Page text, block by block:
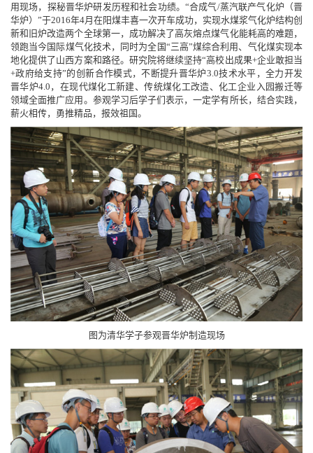
用现场，探秘晋华炉研发历程和社会功绩。“合成气/蒸汽联产气化炉（晋
华炉）”于2016年4月在阳煤丰喜一次开车成功，实现水煤浆气化炉结构创
新和旧炉改造两个全球第一，成功解决了高灰熔点煤气化能耗高的难题，
领跑当今国际煤气化技术，同时为全国“三高”煤综合利用、气化煤实现本
地化提供了山西方案和路径。研究院将继续坚持“高校出成果+企业敢担当
+政府给支持”的创新合作模式，不断提升晋华炉3.0技术水平，全力开发
晋华炉4.0，在现代煤化工新建、传统煤化工改造、化工企业入园搬迁等
领域全面推广应用。参观学习后学子们表示，一定学有所长，结合实践，
薪火相传，勇推精品，报效祖国。
图为清华学子参观晋华炉制造现场